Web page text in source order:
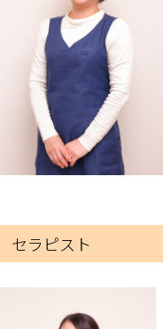
セラピスト